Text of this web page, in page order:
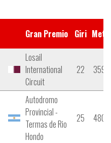
Gran Premio Giri Metri
Losail
International
Circuit
22 3595
Autodromo
Provincial -
Termas de Rio
Hondo
25 4800